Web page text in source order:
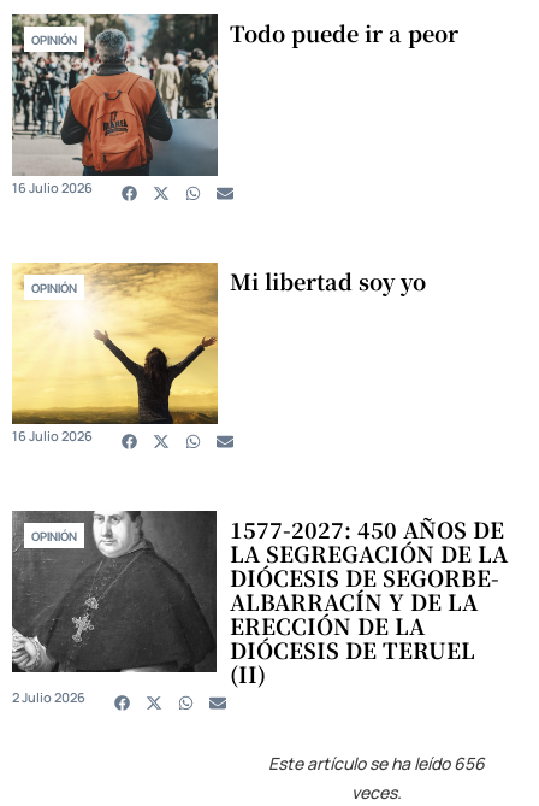
OPINIÓN Todo puede ir a peor
16 Julio 2026
OPINIÓN Mi libertad soy yo
16 Julio 2026
OPINIÓN 1577-2027: 450 AÑOS DE
LA SEGREGACIÓN DE LA
DIÓCESIS DE SEGORBE-
ALBARRACÍN Y DE LA
ERECCIÓN DE LA
DIÓCESIS DE TERUEL
(II)
2 Julio 2026
Este artículo se ha leído 656
veces.